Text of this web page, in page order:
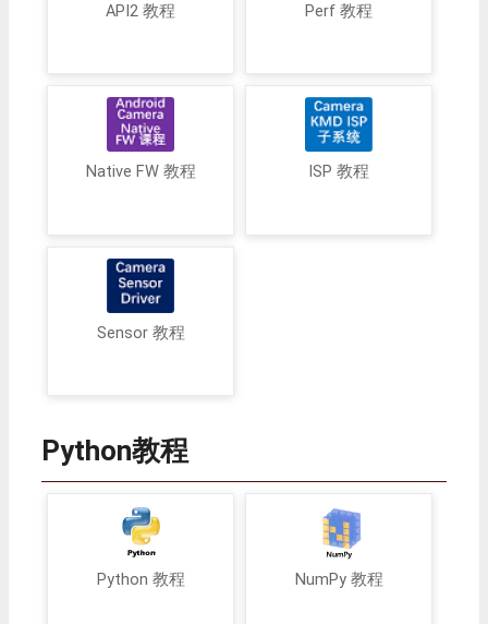
API2 教程 Perf 教程
Native FW 教程 ISP 教程
Sensor 教程
Python教程
Python 教程 NumPy 教程